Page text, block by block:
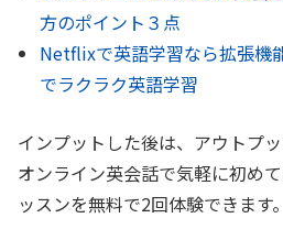
方のポイント３点
Netflixで英語学習なら拡張機
でラクラク英語学習
インプットした後は、アウトプッ
オンライン英会話で気軽に初め
ッスンを無料で2回体験できます。